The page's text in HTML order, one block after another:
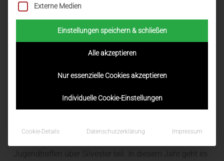
Zu Silvester nach Madrid
Jedes Jahr nehmen tausende Jugendliche aus
Jugendtreffen über Silvester teil. In diesem Jahr geht es
Externe Medien
Einstellungen speichern & schließen
Alle akzeptieren
Nur essenzielle Cookies akzeptieren
Individuelle Cookie-Einstellungen
Cookie-Details Datenschutzerklärung Impressum